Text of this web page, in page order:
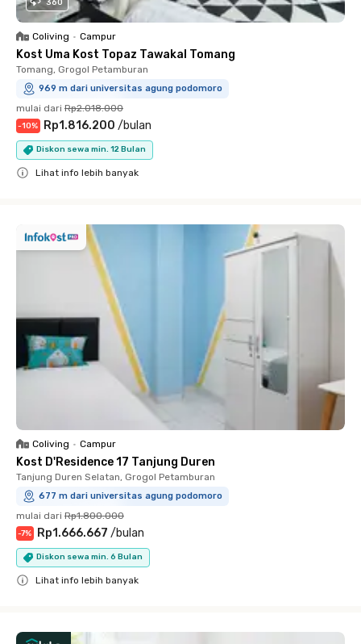
360
Coliving • Campur
Kost Uma Kost Topaz Tawakal Tomang
Tomang, Grogol Petamburan
969 m dari universitas agung podomoro
mulai dari Rp2.018.000
-10% Rp1.816.200 /bulan
Diskon sewa min. 12 Bulan
Lihat info lebih banyak
Coliving • Campur
Kost D'Residence 17 Tanjung Duren
Tanjung Duren Selatan, Grogol Petamburan
677 m dari universitas agung podomoro
mulai dari Rp1.800.000
-7% Rp1.666.667 /bulan
Diskon sewa min. 6 Bulan
Lihat info lebih banyak